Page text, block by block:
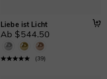
Liebe ist Licht
Ab $544.50
(39)